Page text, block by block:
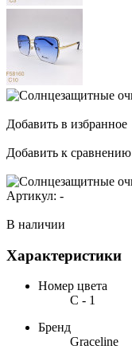
Добавить в избранное
Добавить к сравнению
Артикул: -
В наличии
Характеристики
Номер цвета
С - 1
Бренд
Graceline